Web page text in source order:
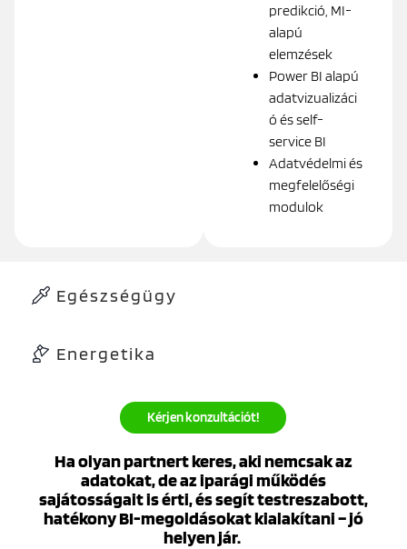
Egészségügy
Energetika
predikció, MI-
alapú
elemzések
Power BI alapú
adatvizualizáci
ó és self-
service BI
Adatvédelmi és
megfelelőségi
modulok
Kérjen konzultációt!
Ha olyan partnert keres, aki nemcsak az
adatokat, de az iparági működés
sajátosságait is érti, és segít testreszabott,
hatékony BI-megoldásokat kialakítani – jó
helyen jár.